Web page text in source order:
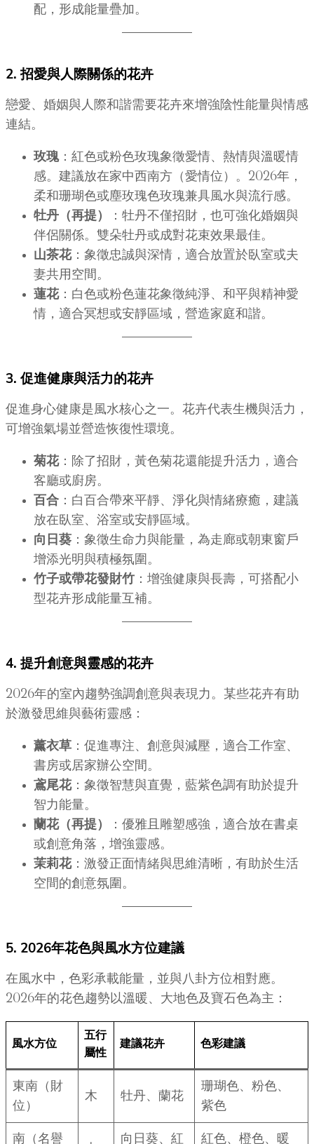
配，形成能量疊加。
2. 招愛與人際關係的花卉
戀愛、婚姻與人際和諧需要花卉來增強陰性能量與情感
連結。
玫瑰：紅色或粉色玫瑰象徵愛情、熱情與溫暖情
感。建議放在家中西南方（愛情位）。2026年，
柔和珊瑚色或塵玫瑰色玫瑰兼具風水與流行感。
牡丹（再提）
：牡丹不僅招財，也可強化婚姻與
伴侶關係。雙朵牡丹或成對花束效果最佳。
山茶花：象徵忠誠與深情，適合放置於臥室或夫
妻共用空間。
蓮花：白色或粉色蓮花象徵純淨、和平與精神愛
情，適合冥想或安靜區域，營造家庭和諧。
3. 促進健康與活力的花卉
促進身心健康是風水核心之一。花卉代表生機與活力，
可增強氣場並營造恢復性環境。
菊花：除了招財，黃色菊花還能提升活力，適合
客廳或廚房。
百合 ：白百合帶來平靜、淨化與情緒療癒，建議
放在臥室、浴室或安靜區域。
向日葵 ：象徵生命力與能量，為走廊或朝東窗戶
增添光明與積極氛圍。
竹子或帶花發財竹 ：增強健康與長壽，可搭配小
型花卉形成能量互補。
4. 提升創意與靈感的花卉
2026年的室內趨勢強調創意與表現力。某些花卉有助
於激發思維與藝術靈感：
薰衣草 ：促進專注、創意與減壓，適合工作室、
書房或居家辦公空間。
鳶尾花：象徵智慧與直覺，藍紫色調有助於提升
智力能量。
蘭花（再提）
：優雅且雕塑感強，適合放在書桌
或創意角落，增強靈感。
茉莉花：激發正面情緒與思維清晰，有助於生活
空間的創意氛圍。
5. 2026年花色與風水方位建議
在風水中，色彩承載能量，並與八卦方位相對應。
2026年的花色趨勢以溫暖、大地色及寶石色為主：
風水方位
五行
屬性
建議花卉 色彩建議
東南（財
位）
木 牡丹、蘭花
珊瑚色、粉色、
紫色
南（名譽 向日葵、紅 紅色、橙色、暖